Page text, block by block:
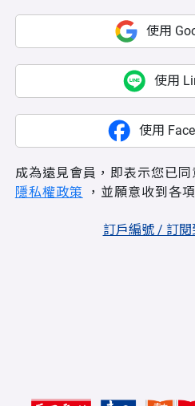
使用
使用
使用
成為遠見會員，即表示您已
隱私權政策 ，並願意收到各
訂戶編號 / 訂閱